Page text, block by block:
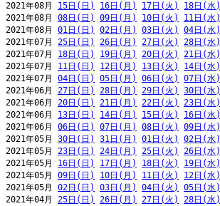
2021年08月 15日(日) 16日(月) 17日(火) 18日(水)
2021年08月 08日(日) 09日(月) 10日(火) 11日(水)
2021年08月 01日(日) 02日(月) 03日(火) 04日(水)
2021年07月 25日(日) 26日(月) 27日(火) 28日(水)
2021年07月 18日(日) 19日(月) 20日(火) 21日(水)
2021年07月 11日(日) 12日(月) 13日(火) 14日(水)
2021年07月 04日(日) 05日(月) 06日(火) 07日(水)
2021年06月 27日(日) 28日(月) 29日(火) 30日(水)
2021年06月 20日(日) 21日(月) 22日(火) 23日(水)
2021年06月 13日(日) 14日(月) 15日(火) 16日(水)
2021年06月 06日(日) 07日(月) 08日(火) 09日(水)
2021年05月 30日(日) 31日(月) 01日(火) 02日(水)
2021年05月 23日(日) 24日(月) 25日(火) 26日(水)
2021年05月 16日(日) 17日(月) 18日(火) 19日(水)
2021年05月 09日(日) 10日(月) 11日(火) 12日(水)
2021年05月 02日(日) 03日(月) 04日(火) 05日(水)
2021年04月 25日(日) 26日(月) 27日(火) 28日(水)